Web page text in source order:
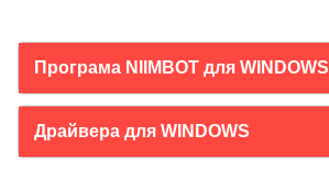
Програма NIIMBOT для WINDOWS
Драйвера для WINDOWS